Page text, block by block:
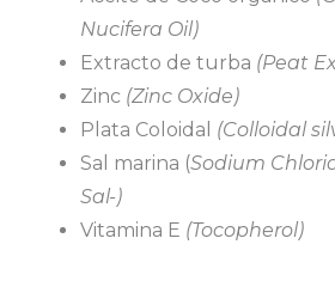
Nucifera Oil)
Extracto de turba (Peat
Zinc (Zinc Oxide)
Plata Coloidal (Colloidal
Sal marina (Sodium
Sal-)
Vitamina E (Tocopherol)